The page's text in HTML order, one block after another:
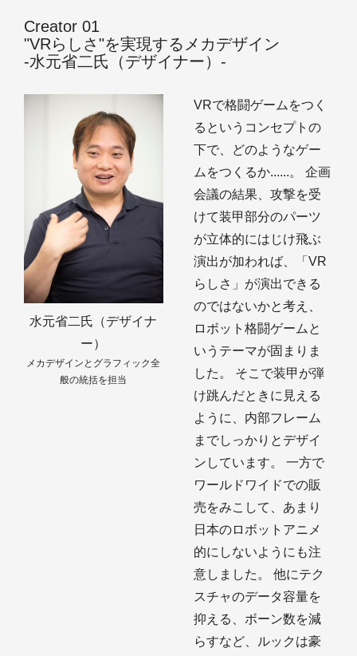
Creator 01
"VRらしさ"を実現するメカデザイン
‐水元省二氏（デザイナー）‐
水元省二氏（デザイナ
ー）
メカデザインとグラフィック全
般の統括を担当
VRで格闘ゲームをつく
るというコンセプトの
下で、どのようなゲー
ムをつくるか......。 企画
会議の結果、攻撃を受
けて装甲部分のパーツ
が立体的にはじけ飛ぶ
演出が加われば、「VR
らしさ」が演出できる
のではないかと考え、
ロボット格闘ゲームと
いうテーマが固まりま
した。 そこで装甲が弾
け跳んだときに見える
ように、内部フレーム
までしっかりとデザイ
ンしています。 一方で
ワールドワイドでの販
売をみこして、あまり
日本のロボットアニメ
的にしないようにも注
意しました。 他にテク
スチャのデータ容量を
抑える、ボーン数を減
らすなど、ルックは豪